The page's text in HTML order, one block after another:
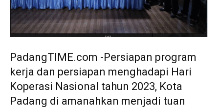
PadangTIME.com -Persiapan program
kerja dan persiapan menghadapi Hari
Koperasi Nasional tahun 2023, Kota
Padang di amanahkan menjadi tuan